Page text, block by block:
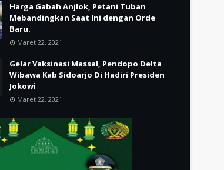
Harga Gabah Anjlok, Petani Tuban
Mebandingkan Saat Ini dengan Orde
Baru.
Maret 22, 2021
Gelar Vaksinasi Massal, Pendopo Delta
Wibawa Kab Sidoarjo Di Hadiri Presiden
Jokowi
Maret 22, 2021